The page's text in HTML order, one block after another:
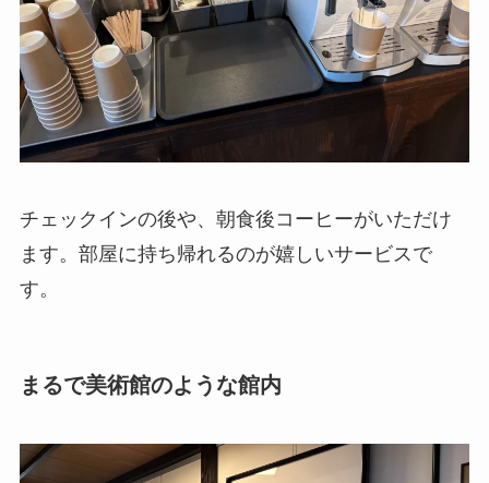
チェックインの後や、朝食後コーヒーがいただけ
ます。部屋に持ち帰れるのが嬉しいサービスで
す。
まるで美術館のような館内